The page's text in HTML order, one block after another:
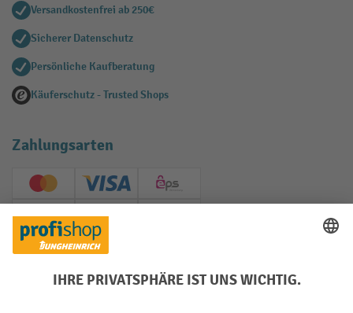
Versandkostenfrei ab 250€
Sicherer Datenschutz
Persönliche Kaufberatung
Käuferschutz - Trusted Shops
Zahlungsarten
Creditcard (Master)Creditcard (Visa)
EPS
PayPal
Soziale Netzwerke